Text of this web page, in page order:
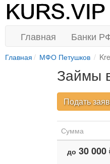
Главная Банки
Главная МФО Петушков
Займы
Подать
Сумма
до 30 000